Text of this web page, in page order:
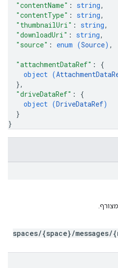
"contentName" : string,
"contentType" : string,
"thumbnailUri" : string,
"downloadUri" : string,
"source" : enum (Source) ,
"attachmentDataRef" : {
object (
},
"driveDataRef" : {
object (DriveDataRef)
}
}
spaces/{space}/messages/